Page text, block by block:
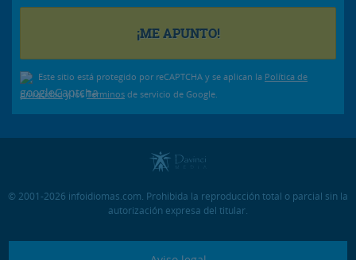
Este sitio está protegido por reCAPTCHA y se aplican la Política de
privacidady losTérminos de servicio de Google.
© 2001-2026 infoidiomas.com. Prohibida la reproducción total o parcial sin la
autorización expresa del titular.